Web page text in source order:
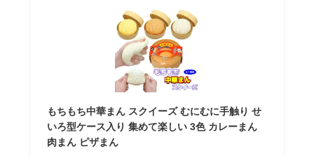
もちもち中華まん スクイーズ むにむに手触り せ
いろ型ケース入り 集めて楽しい 3色 カレーまん
肉まん ピザまん